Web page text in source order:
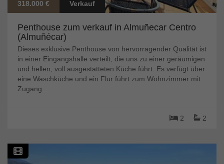
318.000 € Verkauf
Penthouse zum verkauf in Almuñecar Centro
(Almuñécar)
Dieses exklusive Penthouse von hervorragender Qualität ist
in einer Eingangshalle verteilt, die uns zu einer geräumigen
und hellen, voll ausgestatteten Küche führt. Es verfügt über
eine Waschküche und ein Flur führt zum Wohnzimmer mit
Zugang...
2 2